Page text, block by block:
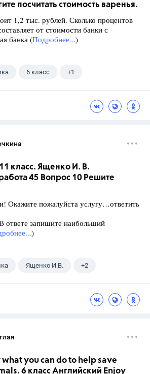
посчитать стоимость варенья.
1,2 тыс. рублей. Сколько процентов
от стоимости банки с
банка (Подробнее...)
6 класс +1
класс. Ященко И. В.
45 Вопрос 10 Решите
Окажите пожалуйста услугу…ответить
ответе запишите наибольший
)
Ященко И.В. +2
what you can do to help save
6 класс Английский Enjoy